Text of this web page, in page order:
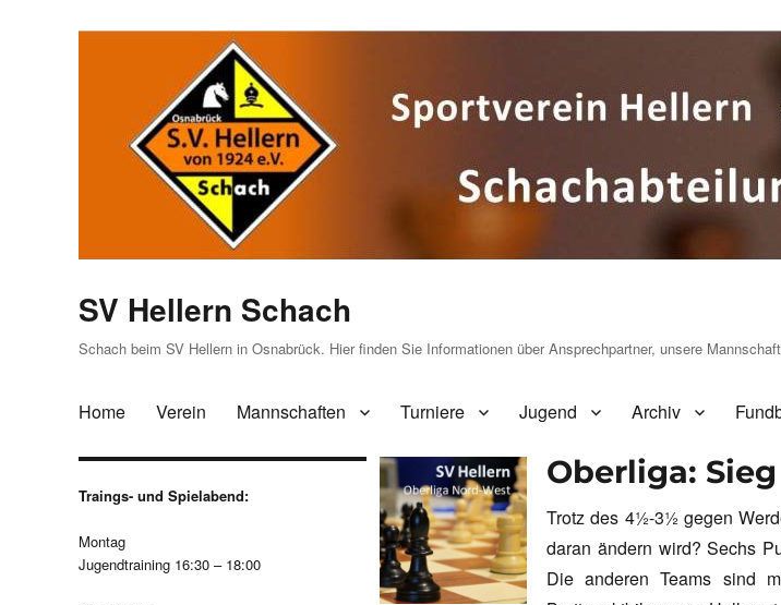
SV Hellern Schach
Schach beim SV Hellern in Osnabrück. Hier finden Sie Informationen über Ansprechpartner, unsere
Home Verein Mannschaften Turniere Jugend Archiv
Oberliga:
Trotz des 4½-3½ gegen
daran ändern wird? Sechs
Die anderen Teams sind
Traings- und Spielabend:
Montag
Jugendtraining 16:30 – 18:00